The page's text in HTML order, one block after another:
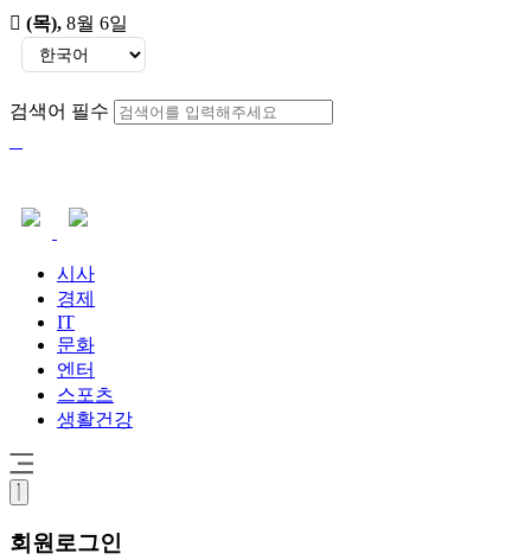
(목), 8월 6일
검색어 필수
시사
경제
IT
문화
엔터
스포츠
생활건강
회원 로그인